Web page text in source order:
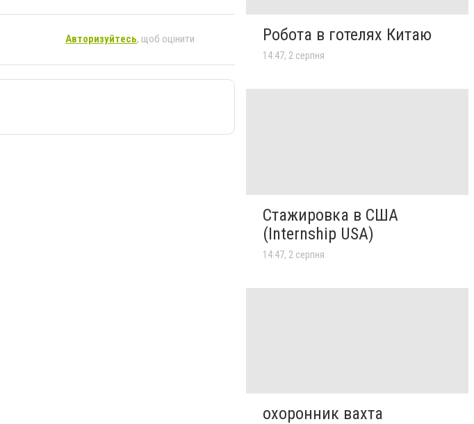
Авторизуйтесь, щоб оцінити Робота в готелях Китаю
14:47, 2 серпня
Стажировка в США
(Internship USA)
14:47, 2 серпня
охоронник вахта